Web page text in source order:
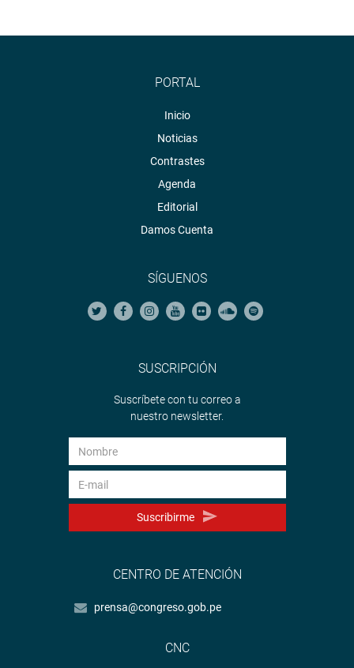
PORTAL
Inicio
Noticias
Contrastes
Agenda
Editorial
Damos Cuenta
SÍGUENOS
SUSCRIPCIÓN
Suscríbete con tu correo a
nuestro newsletter.
Suscribirme
CENTRO DE ATENCIÓN
prensa@congreso.gob.pe
CNC